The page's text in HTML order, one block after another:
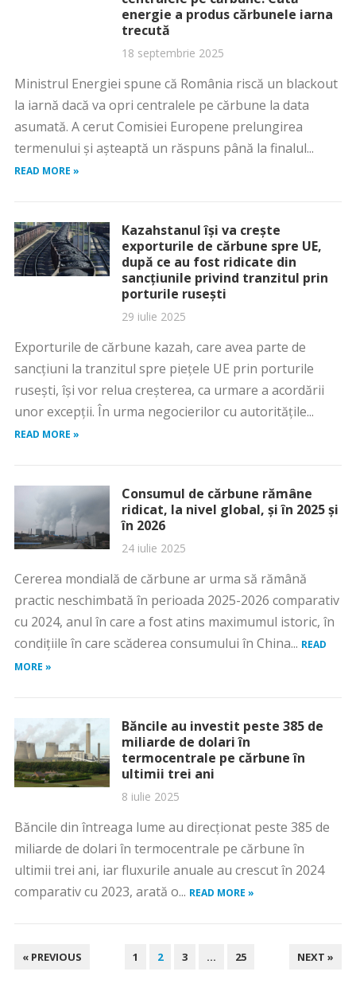
energie a produs cărbunele iarna
trecută
18 septembrie 2025
Ministrul Energiei spune că România riscă un blackout
la iarnă dacă va opri centralele pe cărbune la data
asumată. A cerut Comisiei Europene prelungirea
termenului și așteaptă un răspuns până la finalul...
READ MORE »
Kazahstanul își va crește
exporturile de cărbune spre UE,
după ce au fost ridicate din
sancțiunile privind tranzitul prin
porturile rusești
29 iulie 2025
Exporturile de cărbune kazah, care avea parte de
sancțiuni la tranzitul spre piețele UE prin porturile
rusești, își vor relua creșterea, ca urmare a acordării
unor excepții. În urma negocierilor cu autoritățile...
READ MORE »
Consumul de cărbune rămâne
ridicat, la nivel global, și în 2025 și
în 2026
24 iulie 2025
Cererea mondială de cărbune ar urma să rămână
practic neschimbată în perioada 2025-2026 comparativ
cu 2024, anul în care a fost atins maximumul istoric, în
condiţiile în care scăderea consumului în China... READ
MORE »
Băncile au investit peste 385 de
miliarde de dolari în
termocentrale pe cărbune în
ultimii trei ani
8 iulie 2025
Băncile din întreaga lume au direcționat peste 385 de
miliarde de dolari în termocentrale pe cărbune în
ultimii trei ani, iar fluxurile anuale au crescut în 2024
comparativ cu 2023, arată o... READ MORE »
PAGINAȚIE
« PREVIOUS 1 2 3 … 25 NEXT »